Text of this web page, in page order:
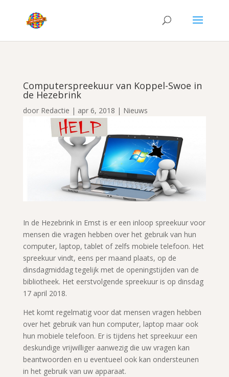
Computerspreekuur van Koppel-Swoe in
de Hezebrink
door Redactie | apr 6, 2018 | Nieuws
In de Hezebrink in Emst is er een inloop spreekuur voor
mensen die vragen hebben over het gebruik van hun
computer, laptop, tablet of zelfs mobiele telefoon. Het
spreekuur vindt, eens per maand plaats, op de
dinsdagmiddag tegelijk met de openingstijden van de
bibliotheek. Het eerstvolgende spreekuur is op dinsdag
17 april 2018.
Het komt regelmatig voor dat mensen vragen hebben
over het gebruik van hun computer, laptop maar ook
hun mobiele telefoon. Er is tijdens het spreekuur een
deskundige vrijwilliger aanwezig die uw vragen kan
beantwoorden en u eventueel ook kan ondersteunen
in het gebruik van uw apparaat.